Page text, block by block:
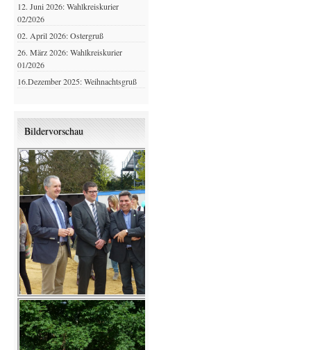
12. Juni 2026: Wahlkreiskurier
02/2026
02. April 2026: Ostergruß
26. März 2026: Wahlkreiskurier
01/2026
16.Dezember 2025: Weihnachtsgruß
Bildervorschau